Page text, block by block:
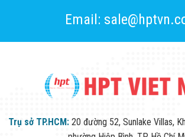
Email:
Trụ sở TP.HCM: 20 đường 52, Sunlake Villas,